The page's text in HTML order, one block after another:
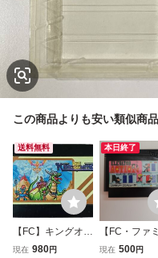
この商品よりも安い類似商品
送料無料
【FC】キングオブ
キングス KING OF
現在 980円
本日終了
【FC・ファ
ン】 エレベー
現在 500円